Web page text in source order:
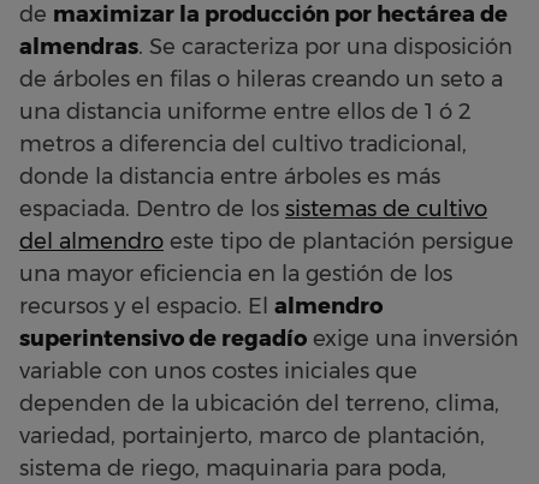
de maximizar la producción por hectárea de
almendras. Se caracteriza por una disposición
de árboles en filas o hileras creando un seto a
una distancia uniforme entre ellos de 1 ó 2
metros a diferencia del cultivo tradicional,
donde la distancia entre árboles es más
espaciada. Dentro de los sistemas de cultivo
del almendro este tipo de plantación persigue
una mayor eficiencia en la gestión de los
recursos y el espacio. El almendro
superintensivo de regadío exige una inversión
variable con unos costes iniciales que
dependen de la ubicación del terreno, clima,
variedad, portainjerto, marco de plantación,
sistema de riego, maquinaria para poda,